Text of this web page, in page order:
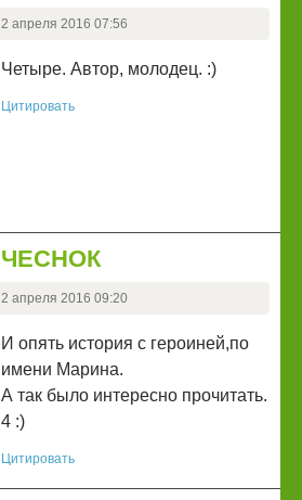
2 апреля 2016 07:56
Четыре. Автор, молодец. :)
Цитировать
ЧЕСНОК
2 апреля 2016 09:20
И опять история с героиней,по
имени Марина.
А так было интересно прочитать.
4 :)
Цитировать